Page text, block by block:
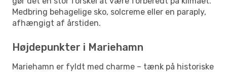
Medbring behagelige sko, solcreme eller en paraply,
afhængigt af årstiden.
Højdepunkter i Mariehamn
Mariehamn er fyldt med charme – tænk på historiske